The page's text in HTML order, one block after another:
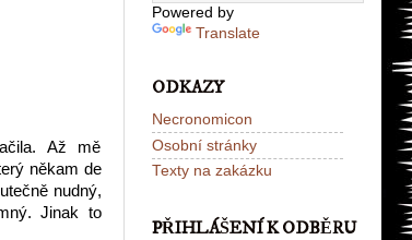
Až mě
někam de
nudný,
Jinak to
Powered by
Translate
ODKAZY
Necronomicon
Osobní stránky
Texty na zakázku
PŘIHLÁŠENÍ K ODBĚRU